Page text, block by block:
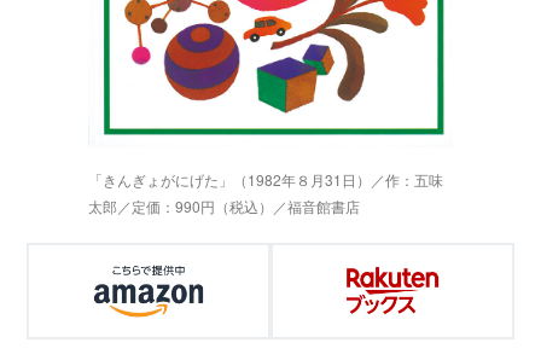
「きんぎょがにげた」（1982年８月31日）／作：五味
太郎／定価：990円（税込）／福音館書店